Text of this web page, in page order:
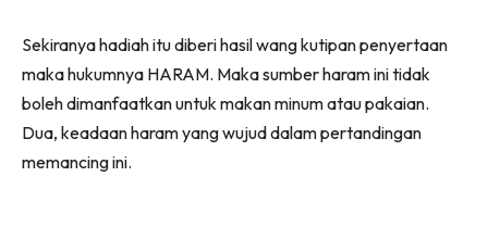
Sekiranya hadiah itu diberi hasil wang kutipan penyertaan
maka hukumnya HARAM. Maka sumber haram ini tidak
boleh dimanfaatkan untuk makan minum atau pakaian.
Dua, keadaan haram yang wujud dalam pertandingan
memancing ini.